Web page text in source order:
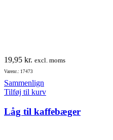
19,95 kr. excl. moms
Varenr.: 17473
Sammenlign
Tilføj til kurv
Låg til kaffebæger